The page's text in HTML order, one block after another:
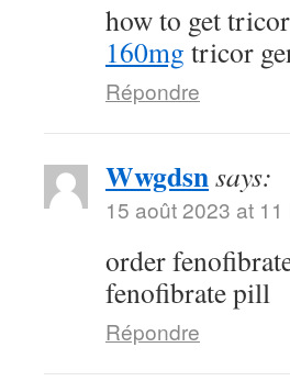
how to get
160mg tricor
Répondre
Wwgdsnsays:
15 août 2023 at 11
order
fenofibrate pill
Répondre